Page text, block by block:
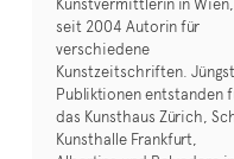
seit 2004 Autorin für
verschiedene
Kunstzeitschriften.
Publiktionen entstanden
das Kunsthaus Zürich,
Kunsthalle Frankfurt,